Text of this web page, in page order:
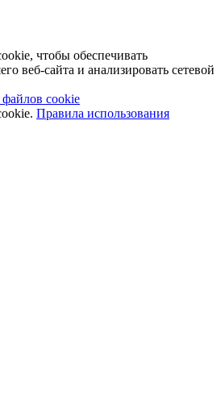
чтобы обеспечивать
веб-сайта и анализировать сетевой
cookie
Правила использования